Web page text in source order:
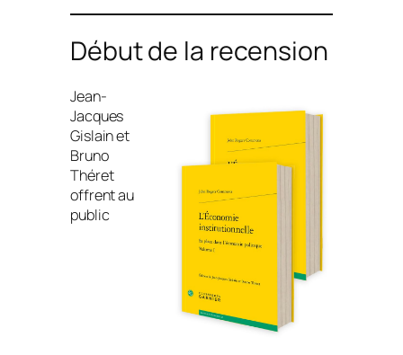
Début de la recension
Jean-
Jacques
Gislain et
Bruno
Théret
offrent au
public